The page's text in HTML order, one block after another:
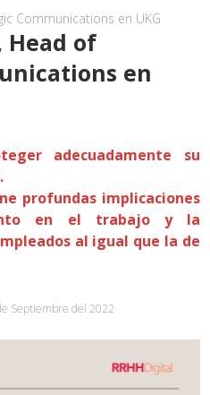
Communications en UKG
Head of
en
adecuadamente su
profundas implicaciones
en el trabajo y la
al igual que la de
Septiembre del 2022